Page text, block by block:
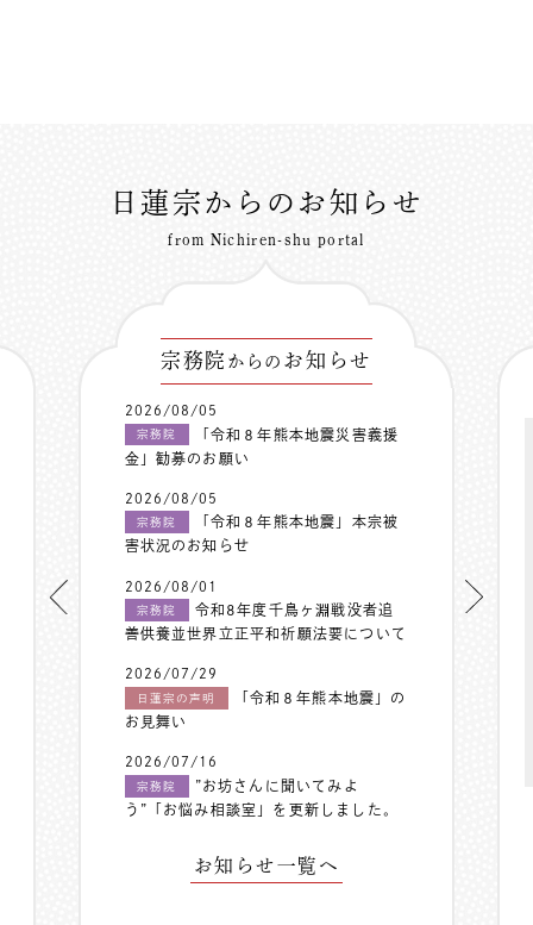
日蓮宗からのお知らせ
from Nichiren-shu portal
宗務院 からの お知らせ
2026/08/05
宗務院
「令和８年熊本地震災害義援
金」勧募のお願い
2026/08/05
宗務院
「令和８年熊本地震」本宗被
害状況のお知らせ
2026/08/01
宗務院
令和8年度千鳥ヶ淵戦没者追
善供養並世界立正平和祈願法要について
2026/07/29
日蓮宗の声明
「令和８年熊本地震」の
お見舞い
2026/07/16
宗務院
”お坊さんに聞いてみよ
う”「お悩み相談室」を更新しました。
お知らせ一覧へ